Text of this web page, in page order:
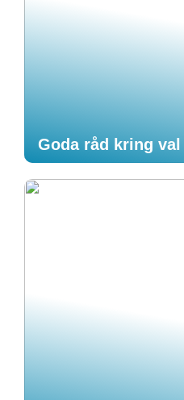
Goda råd kring